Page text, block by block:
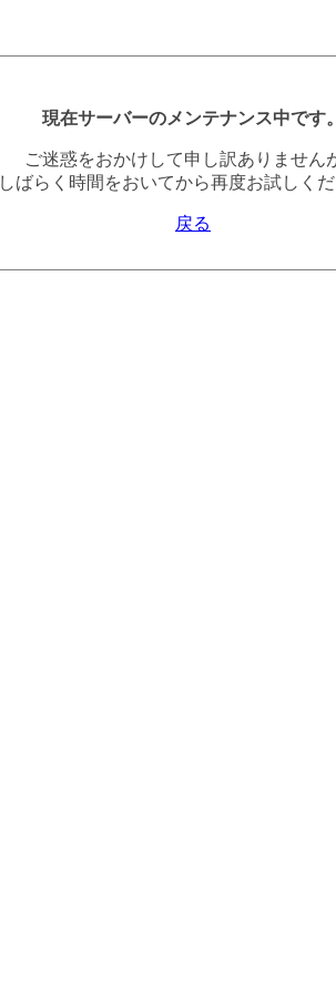
現在サーバーのメンテナンス中です。
ご迷惑をおかけして申し訳ありません
しばらく時間をおいてから再度お試しくだ
戻る